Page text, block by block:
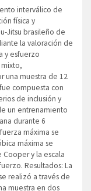
interválico de
física y
Jitsu brasileño de
la valoración de
y esfuerzo
una muestra de 12
compuesta con
de inclusión y
un entrenamiento
durante 6
máxima se
máxima se
y la escala
Resultados: La
realizó a través de
muestra en dos